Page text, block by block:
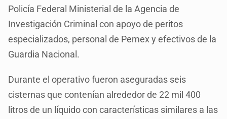
Policía Federal Ministerial de la Agencia de
Investigación Criminal con apoyo de peritos
especializados, personal de Pemex y efectivos de la
Guardia Nacional.
Durante el operativo fueron aseguradas seis
cisternas que contenían alrededor de 22 mil 400
litros de un líquido con características similares a las